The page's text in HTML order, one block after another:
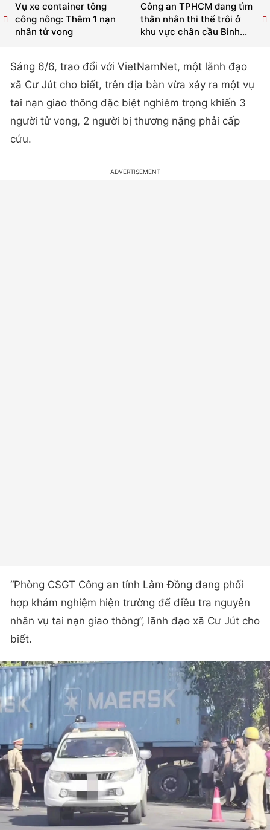
Công an TPHCM đang tìm
thân nhân thi thể trôi ở
khu vực chân cầu Bình...
Vụ xe container tông
công nông: Thêm 1 nạn
nhân tử vong
Sáng 6/6, trao đổi với VietNamNet, một lãnh đạo
xã Cư Jút cho biết, trên địa bàn vừa xảy ra một vụ
tai nạn giao thông đặc biệt nghiêm trọng khiến 3
người tử vong, 2 người bị thương nặng phải cấp
cứu.
“Phòng CSGT Công an tỉnh Lâm Đồng đang phối
hợp khám nghiệm hiện trường để điều tra nguyên
nhân vụ tai nạn giao thông”, lãnh đạo xã Cư Jút cho
biết.